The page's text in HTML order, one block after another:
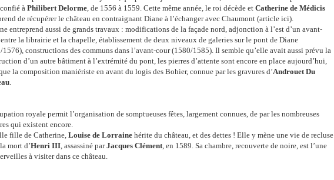
à Philibert Delorme, de 1556 à 1559. Cette même année, le roi décède et Catherine de Médicis
de récupérer le château en contraignant Diane à l’échanger avec Chaumont (article ici).
entreprend aussi de grands travaux : modifications de la façade nord, adjonction à l’est d’un avant-
la librairie et la chapelle, établissement de deux niveaux de galeries sur le pont de Diane
1576), constructions des communs dans l’avant-cour (1580/1585). Il semble qu’elle avait aussi prévu la
d’un autre bâtiment à l’extrémité du pont, les pierres d’attente sont encore en place aujourd’hui,
la composition maniériste en avant du logis des Bohier, connue par les gravures d’Androuet Du
.
royale permit l’organisation de somptueuses fêtes, largement connues, de par les nombreuses
qui existent encore.
fille de Catherine,Louise de Lorraine hérite du château, et des dettes ! Elle y mène une vie de recluse
mort d’Henri III, assassiné parJacques Clément, en 1589. Sa chambre, recouverte de noire, est l’une
à visiter dans ce château.